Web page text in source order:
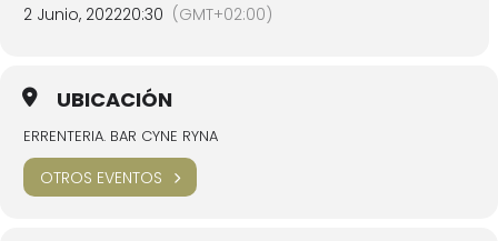
2 Junio, 202220:30 (GMT+02:00)
UBICACIÓN
ERRENTERIA. BAR CYNE RYNA
OTROS EVENTOS